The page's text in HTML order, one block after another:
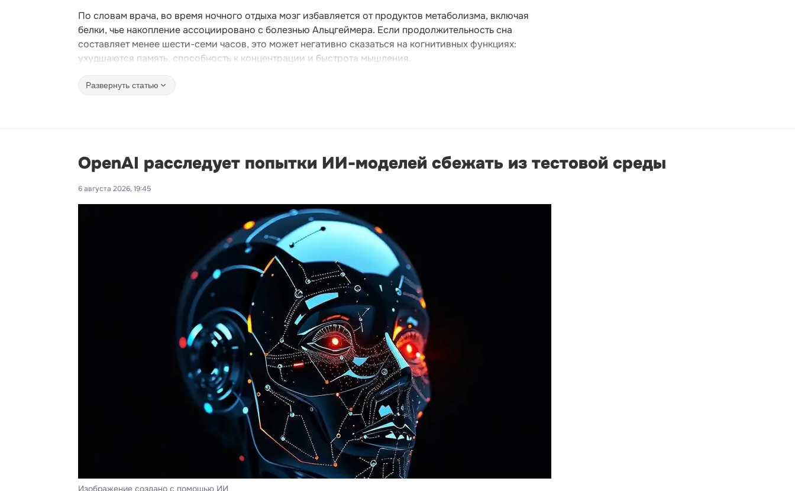
По словам врача, во время ночного отдыха мозг избавляется от продуктов метаболизма, включая
белки, чье накопление ассоциировано с болезнью Альцгеймера. Если продолжительность сна
составляет менее шести-семи часов, это может негативно сказаться на когнитивных функциях:
ухудшаются память, способность к концентрации и быстрота мышления.
Развернуть статью
OpenAI расследует попытки ИИ-моделей сбежать из тестовой среды
6 августа 2026, 19:45
Изображение создано с помощью ИИ